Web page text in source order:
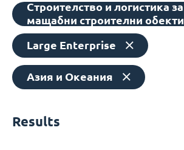
Строителство и логистика за
мащабни строителни обекти
Large Enterprise
Азия и Океания
Results